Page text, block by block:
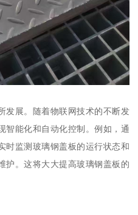
发展。随着物联网技术的不断发
智能化和自动化控制。例如，通
时监测玻璃钢盖板的运行状态和
护。这将大大提高玻璃钢盖板的